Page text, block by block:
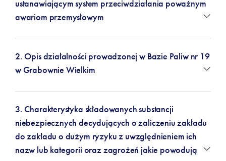
ustanawiającym system przeciwdziałania poważnym
awariom przemysłowym
2. Opis działalności prowadzonej w Bazie Paliw nr 19
w Grabownie Wielkim
3. Charakterystyka składowanych substancji
niebezpiecznych decydujących o zaliczeniu zakładu
do zakładu o dużym ryzyku z uwzględnieniem ich
nazw lub kategorii oraz zagrożeń jakie powodują